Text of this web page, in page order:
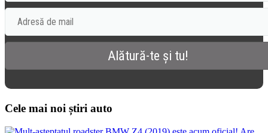
Cele mai noi știri auto